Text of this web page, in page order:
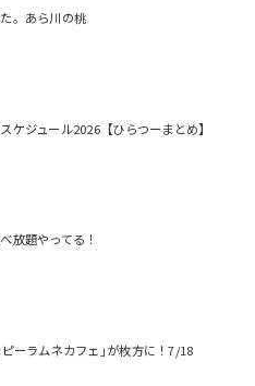
。あら川の桃
ケジュール2026【ひらつーまとめ】
放題やってる！
ーラムネカフェ｣が枚方に！7/18